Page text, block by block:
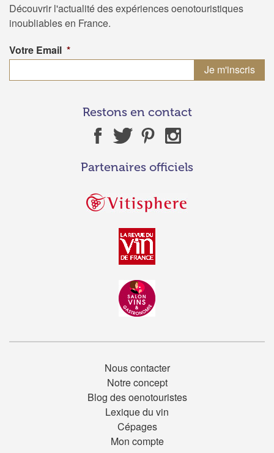
Découvrir l'actualité des expériences oenotouristiques
inoubliables en France.
Votre Email *
Restons en contact
Partenaires officiels
Nous contacter
Notre concept
Blog des oenotouristes
Lexique du vin
Cépages
Mon compte